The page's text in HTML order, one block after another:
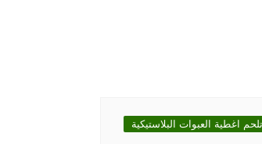
اغطية العبوات البلاستيكية